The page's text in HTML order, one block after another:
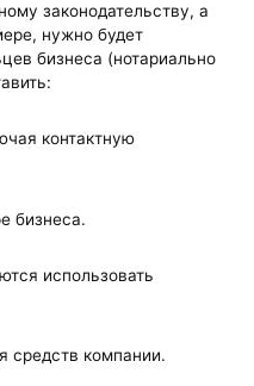
законодательству, а
нужно будет
бизнеса (нотариально
контактную
бизнеса.
использовать
средств компании.